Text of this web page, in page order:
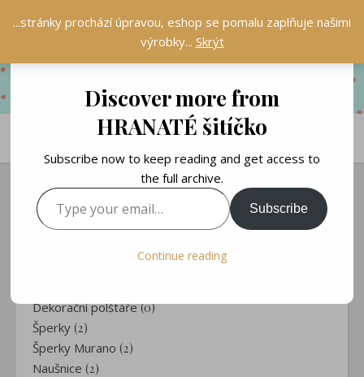
HRANATÝ KRÁMEK
Dekorační polštáře (0)
Šperky (2)
Šperky Murano (2)
Naušnice (2)
...stránky prochází úpravou, eshop se pomalu zaplňuje našimi
výrobky... Skrýt
Discover more from
HRANATÉ šitíčko
Subscribe now to keep reading and get access to
the full archive.
Type your email…
Subscribe
Continue reading